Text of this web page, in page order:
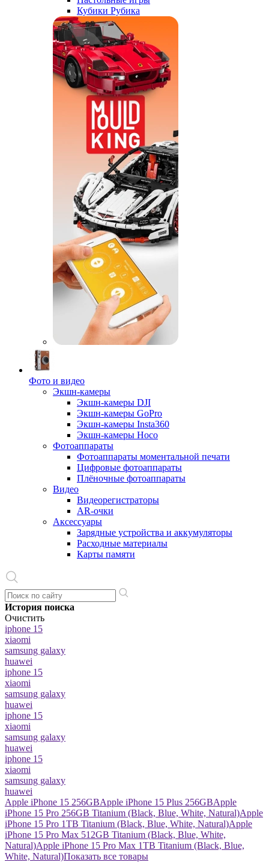
Кубики Рубика
Фото и видео
Экшн-камеры
Экшн-камеры DJI
Экшн-камеры GoPro
Экшн-камеры Insta360
Экшн-камеры Hoco
Фотоаппараты
Фотоаппараты моментальной печати
Цифровые фотоаппараты
Плёночные фотоаппараты
Видео
Видеорегистраторы
AR-очки
Аксессуары
Зарядные устройства и аккумуляторы
Расходные материалы
Карты памяти
История поиска
Очистить
iphone 15
xiaomi
samsung galaxy
huawei
iphone 15
xiaomi
samsung galaxy
huawei
iphone 15
xiaomi
samsung galaxy
huawei
iphone 15
xiaomi
samsung galaxy
huawei
Apple iPhone 15 256GBApple iPhone 15 Plus 256GBApple
iPhone 15 Pro 256GB Titanium (Black, Blue, White, Natural)Apple
iPhone 15 Pro 1TB Titanium (Black, Blue, White, Natural)Apple
iPhone 15 Pro Max 512GB Titanium (Black, Blue, White,
Natural)Apple iPhone 15 Pro Max 1TB Titanium (Black, Blue,
White, Natural)Показать все товары